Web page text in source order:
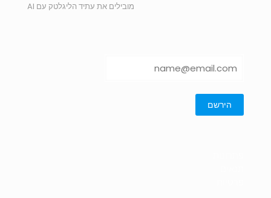
מובילים את עתיד הליגלטק עם AI